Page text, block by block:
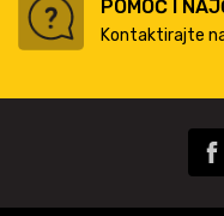
POMOĆ I
Kontaktirajte